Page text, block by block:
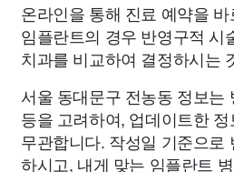
온라인을 통해 진료 예약을
임플란트의 경우 반영구적 시
치과를 비교하여 결정하시는
서울 동대문구 전농동 정보는
등을 고려하여, 업데이트한
무관합니다. 작성일 기준으로
하시고, 내게 맞는 임플란트